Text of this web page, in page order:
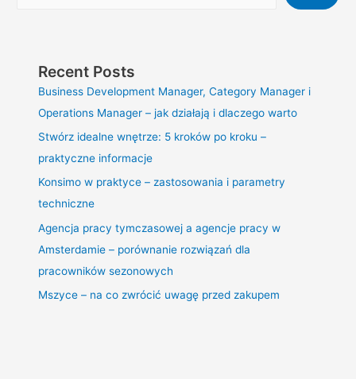
Recent Posts
Business Development Manager, Category Manager i
Operations Manager – jak działają i dlaczego warto
Stwórz idealne wnętrze: 5 kroków po kroku –
praktyczne informacje
Konsimo w praktyce – zastosowania i parametry
techniczne
Agencja pracy tymczasowej a agencje pracy w
Amsterdamie – porównanie rozwiązań dla
pracowników sezonowych
Mszyce – na co zwrócić uwagę przed zakupem